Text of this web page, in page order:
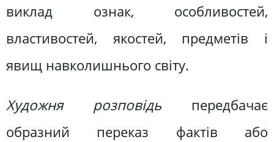
виклад ознак, особливостей,
властивостей, якостей, предметів і
явищ навколишнього світу.
Художня розповідь передбачає
образний переказ фактів або